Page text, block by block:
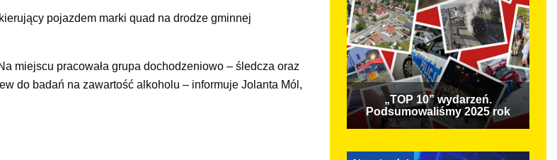
pojazdem marki quad na drodze gminnej
miejscu pracowała grupa dochodzeniowo – śledcza oraz
do badań na zawartość alkoholu – informuje Jolanta Mól,
„TOP 10” wydarzeń.
Podsumowaliśmy 2025 rok